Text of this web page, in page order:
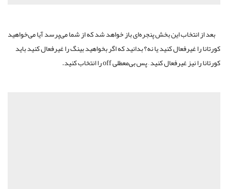
بعد از انتخاب این بخش پنجره‌ای باز خواهد شد که از شما می‌پرسد آیا می‌خواهید
کورتانا را غیرفعال کنید یا نه؟ بدانید که اگر بخواهید بینگ را غیرفعال کنید باید
کورتانا را نیز غیرفعال کنید – پس بی‌معطلی off را انتخاب کنید.